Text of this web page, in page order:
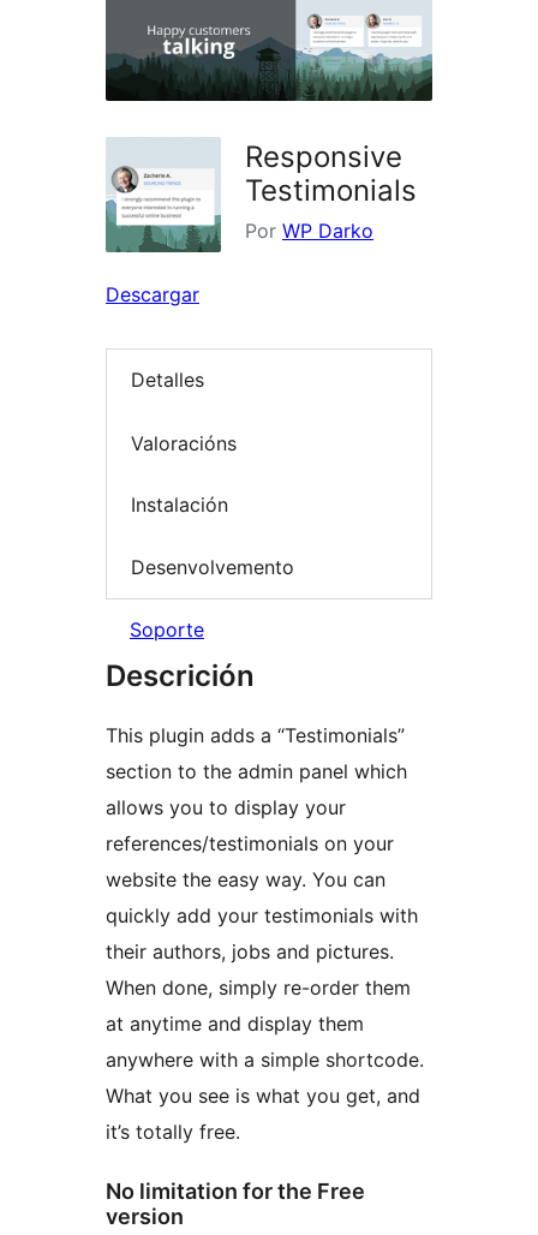
Responsive
Testimonials
Por WP Darko
Descargar
Detalles
Valoracións
Instalación
Desenvolvemento
Soporte
Descrición
This plugin adds a “Testimonials”
section to the admin panel which
allows you to display your
references/testimonials on your
website the easy way. You can
quickly add your testimonials with
their authors, jobs and pictures.
When done, simply re-order them
at anytime and display them
anywhere with a simple shortcode.
What you see is what you get, and
it’s totally free.
No limitation for the Free
version